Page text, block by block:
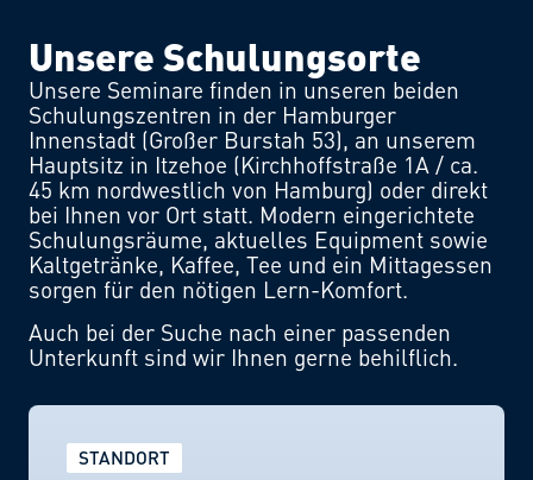
Unsere Schulungsorte
Unsere Seminare finden in unseren beiden
Schulungszentren in der Hamburger
Innenstadt (Großer Burstah 53), an unserem
Hauptsitz in Itzehoe (Kirchhoffstraße 1A / ca.
45 km nordwestlich von Hamburg) oder direkt
bei Ihnen vor Ort statt. Modern eingerichtete
Schulungsräume, aktuelles Equipment sowie
Kaltgetränke, Kaffee, Tee und ein Mittagessen
sorgen für den nötigen Lern-Komfort.
Auch bei der Suche nach einer passenden
Unterkunft sind wir Ihnen gerne behilflich.
STANDORT